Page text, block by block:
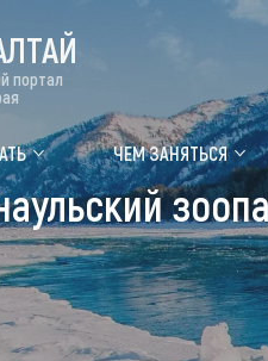
портал
ЧЕМ ЗАНЯТЬСЯ